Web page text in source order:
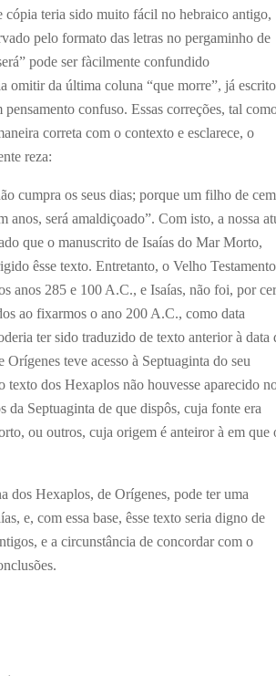
cópia teria sido muito fácil no hebraico antigo,
pelo formato das letras no pergaminho de
pode ser fàcilmente confundido
omitir da última coluna “que morre”, já
confuso. Essas correções, tal
correta com o contexto e esclarece, o
reza:
cumpra os seus dias; porque um filho de cem
anos, será amaldiçoado”. Com isto, a nossa
que o manuscrito de Isaías do Mar Morto,
êsse texto. Entretanto, o Velho Testamento
anos 285 e 100 A.C., e Isaías, não foi, por
ao fixarmos o ano 200 A.C., como data
ter sido traduzido de texto anterior à data
teve acesso à Septuaginta do seu
texto dos Hexaplos não houvesse aparecido
da Septuaginta de que dispôs, cuja fonte era
ou outros, cuja origem é anteiror à em que
dos Hexaplos, de Orígenes, pode ter uma
e, com essa base, êsse texto seria digno de
e a circunstância de concordar com o